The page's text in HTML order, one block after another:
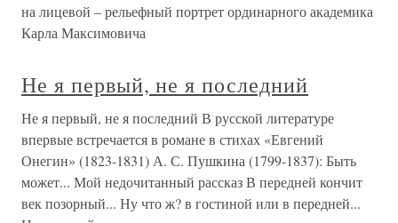
на лицевой – рельефный портрет ординарного академика
Карла Максимовича
Не я первый, не я последний
Не я первый, не я последний В русской литературе
впервые встречается в романе в стихах «Евгений
Онегин» (1823-1831) А. С. Пушкина (1799-1837): Быть
может... Мой недочитанный рассказ В передней кончит
век позорный... Ну что ж? в гостиной или в передней...